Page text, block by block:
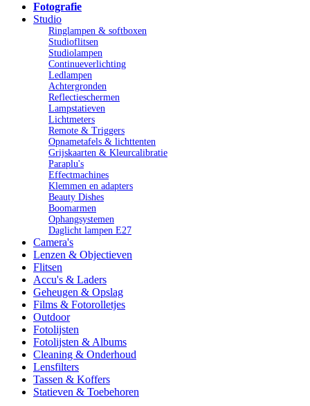
Fotografie
Camera's
Lenzen & Objectieven
Flitsen
Accu's & Laders
Geheugen & Opslag
Films & Fotorolletjes
Outdoor
Fotolijsten
Fotolijsten & Albums
Cleaning & Onderhoud
Lensfilters
Studio
Ringlampen & softboxen
Studioflitsen
Studiolampen
Continueverlichting
Ledlampen
Achtergronden
Reflectieschermen
Lampstatieven
Lichtmeters
Remote & Triggers
Opnametafels & lichttenten
Grijskaarten & Kleurcalibratie
Paraplu's
Effectmachines
Klemmen en adapters
Beauty Dishes
Boomarmen
Ophangsystemen
Daglicht lampen E27
Tassen & Koffers
Statieven & Toebehoren